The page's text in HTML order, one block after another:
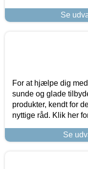
Se
For at hjælpe dig
sunde og glade
produkter, kendt for
nyttige råd. Klik her
Se